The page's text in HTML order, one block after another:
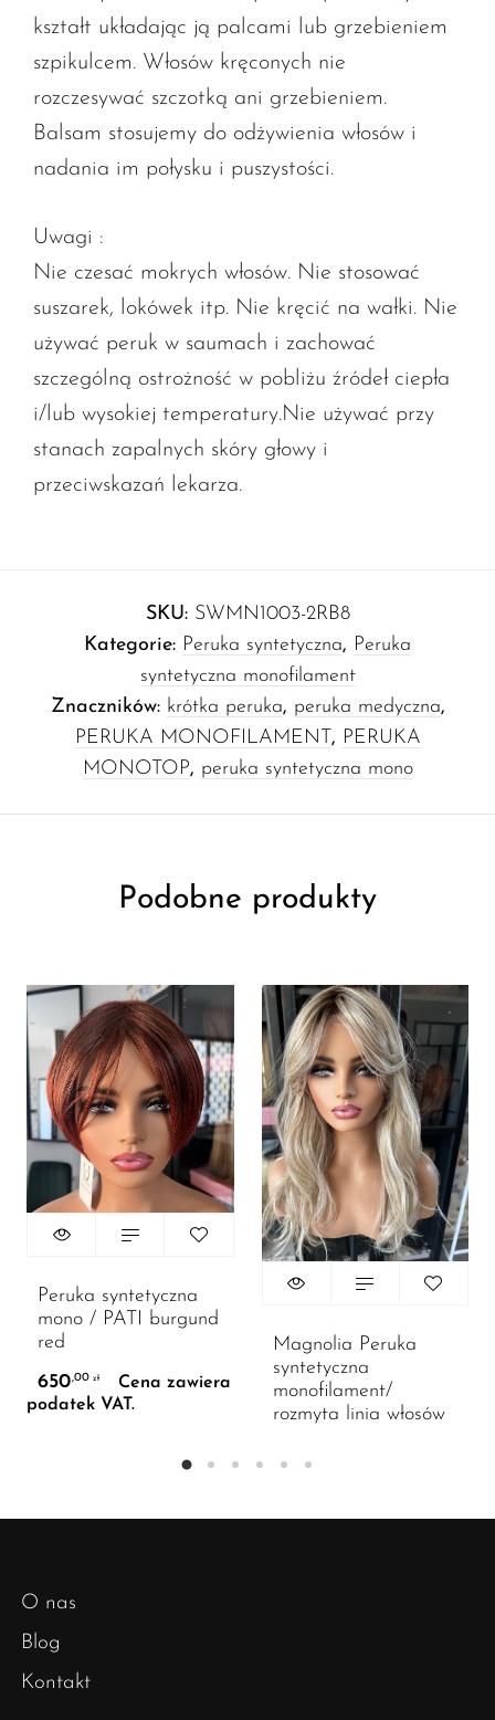
kształt układając ją palcami lub grzebieniem
szpikulcem. Włosów kręconych nie
rozczesywać szczotką ani grzebieniem.
Balsam stosujemy do odżywienia włosów i
nadania im połysku i puszystości.
Uwagi :
Nie czesać mokrych włosów. Nie stosować
suszarek, lokówek itp. Nie kręcić na wałki. Nie
używać peruk w saumach i zachować
szczególną ostrożność w pobliżu źródeł ciepła
i/lub wysokiej temperatury.Nie używać przy
stanach zapalnych skóry głowy i
przeciwskazań lekarza.
SKU: SWMN1003-2RB8
Kategorie: Peruka syntetyczna, Peruka
syntetyczna monofilament
Znaczników: krótka peruka, peruka medyczna,
PERUKA MONOFILAMENT , PERUKA
MONOTOP, peruka syntetyczna mono
Podobne produkty
Peruka syntetyczna
mono / PATI burgund
red
650,00 zł
Cena zawiera
podatek VAT.
Magnolia Peruka
syntetyczna
monofilament/
rozmyta linia włosów
O nas
Blog
Kontakt